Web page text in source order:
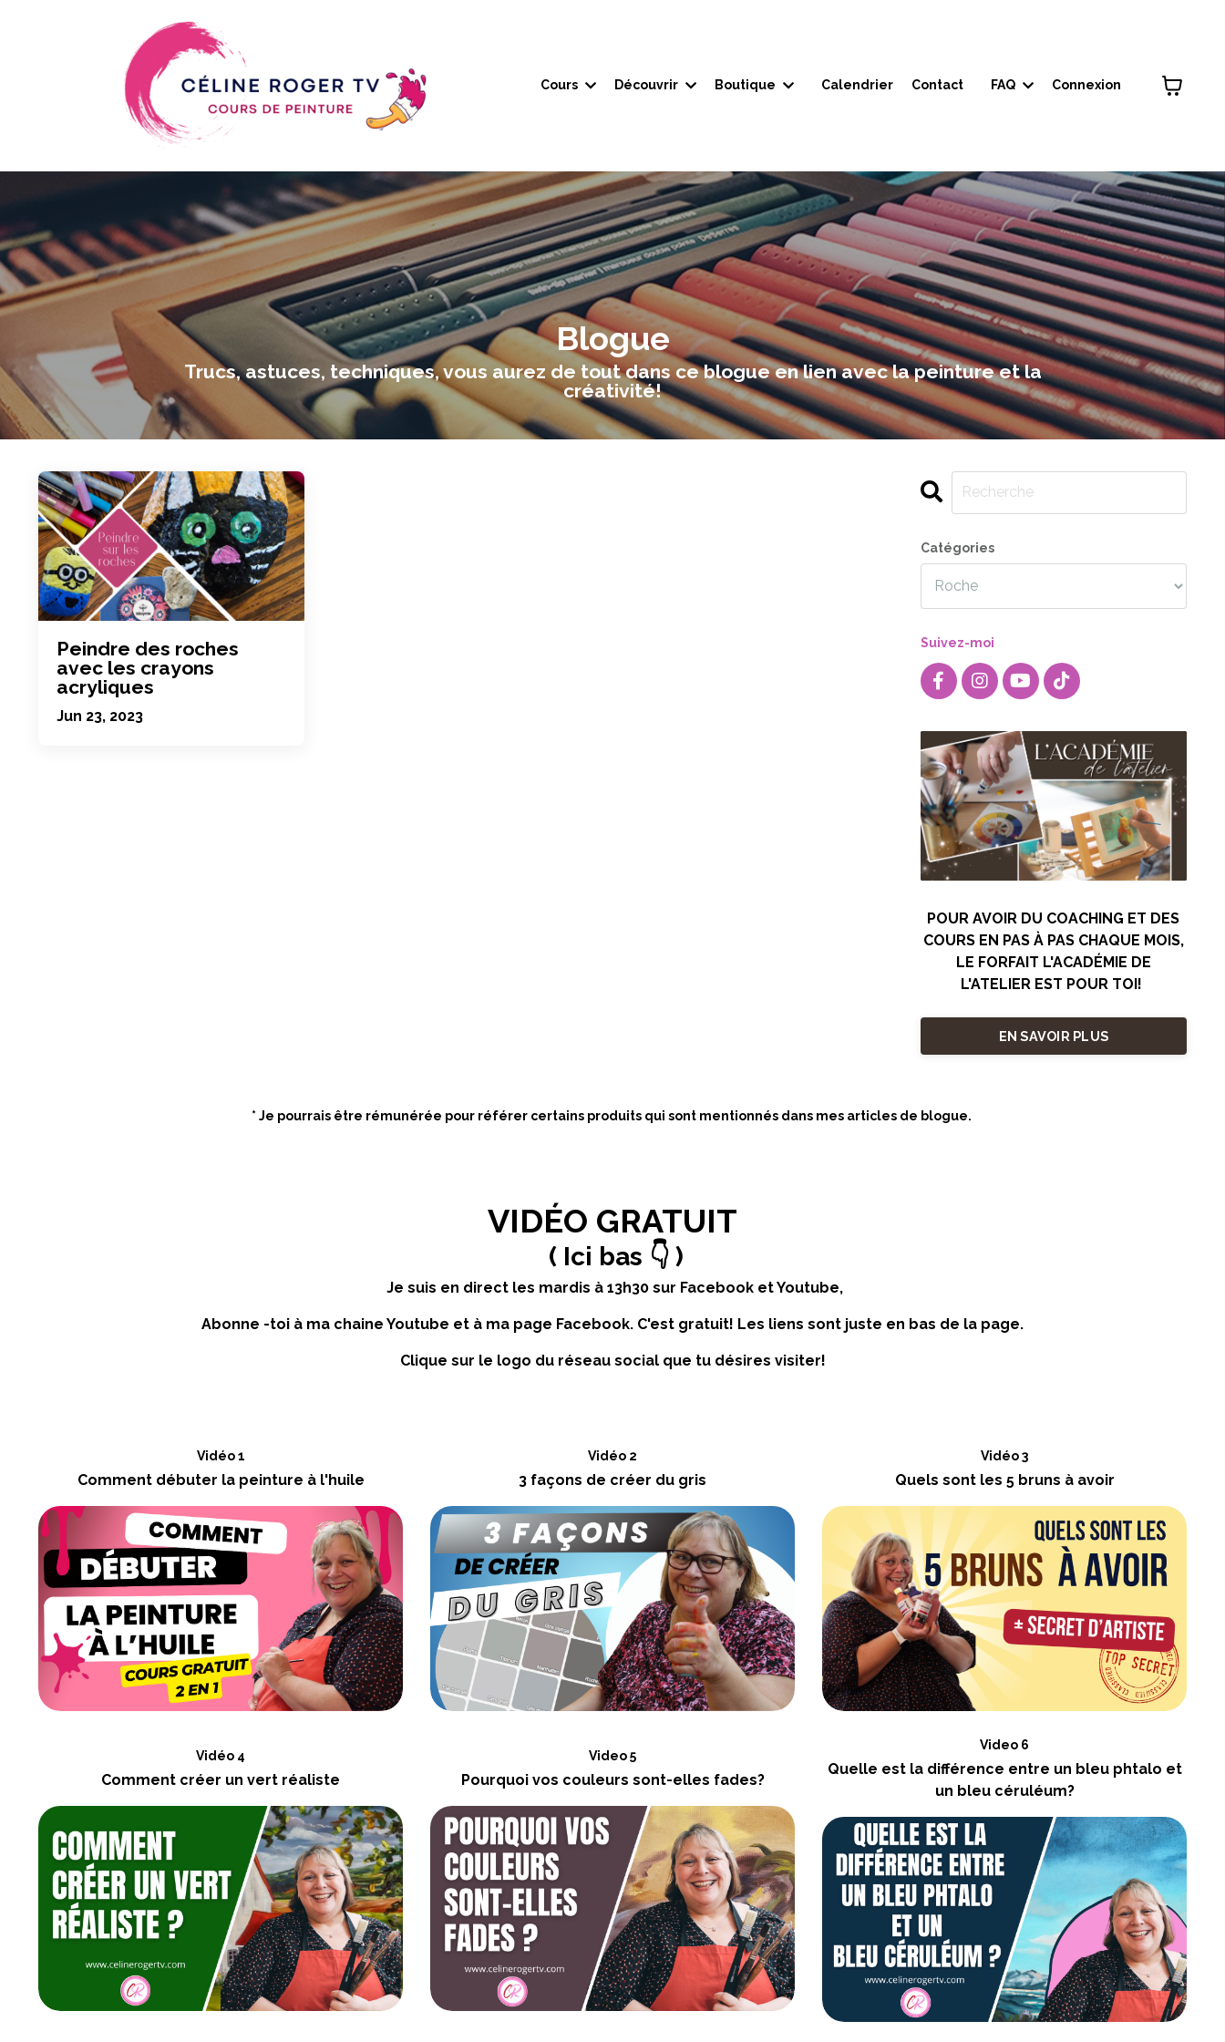
Cours Découvrir Boutique Calendrier Contact FAQ Connexion
Blogue
Trucs, astuces, techniques, vous aurez de tout dans ce blogue en lien avec la peinture et la
créativité!
Peindre des roches
avec les crayons
acryliques
Jun 23, 2023
Catégories
Suivez-moi
POUR AVOIR DU COACHING ET DES
COURS EN PAS À PAS CHAQUE MOIS,
LE FORFAIT L'ACADÉMIE DE
L'ATELIER EST POUR TOI!
EN SAVOIR PLUS
* Je pourrais être rémunérée pour référer certains produits qui sont mentionnés dans mes articles de blogue.
VIDÉO GRATUIT
( Ici bas 👇 )
Je suis en direct les mardis à 13h30 sur Facebook et Youtube,
Abonne -toi à ma chaine Youtube et à ma page Facebook. C'est gratuit! Les liens sont juste en bas de la page.
Clique sur le logo du réseau social que tu désires visiter!
Vidéo 1
Comment débuter la peinture à l'huile
Vidéo 2
3 façons de créer du gris
Vidéo 3
Quels sont les 5 bruns à avoir
Vidéo 4
Comment créer un vert réaliste
Video 5
Pourquoi vos couleurs sont-elles fades?
Video 6
Quelle est la différence entre un bleu phtalo et
un bleu céruléum?